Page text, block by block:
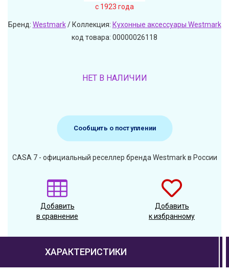
c 1923 года
Бренд: Westmark/ Коллекция: Кухонные аксессуары Westmark
код товара: 00000026118
НЕТ В НАЛИЧИИ
Сообщить о поступлении
CASA 7 - официальный реселлер бренда Westmark в России
Добавить
в сравнение
Добавить
к избранному
ХАРАКТЕРИСТИКИ